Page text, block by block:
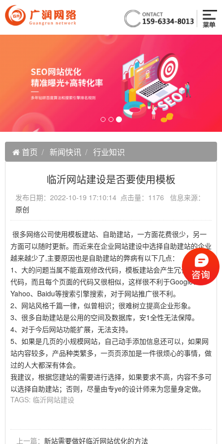
首页 新闻快讯 行业知识
临沂网站建设是否要使用模板
发布日期：2022-10-19 17:10:14 点击量：1176 信息来源：
原创
很多网络公司使用模板建站、自助建站，一方面花费很少，另一
方面可以随时更新。而近来在企业网站建设中选择自助建站的企业
越来越少了,主要原因也是自助建站的弊病有以下几点：
1、大的问题当属不能直观修改代码，模板建站会产生冗长的垃圾
代码，而且每个页面的代码又很相似，这样很不利于Google、
Yahoo、Baidu等搜索引擎搜索，对于网站推广很不利。
2、网站风格千篇一律，似曾相识；很难树立提高企业形象。
3、很多自助建站是公用的空间及数据库，安1全性无法保障。
4、对于今后网站功能扩展，无法支持。
5、如果是几页的小规模网站，自己动手添加信息还可以，如果网
站内容较多，产品种类繁多，一页页添加是一件很烦心的事情，做
过的人大都深有体会。
我建议，根据您建站的需要进行选择，如果要求不高，内容不多可
以选择自助建站；否则，尽量由专ye的设计师来为您量身定做。
TAGS: 临沂网站建设
上一篇： 新站需要做好临沂网站优化的方法